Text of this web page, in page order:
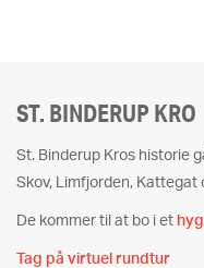
ST. BINDERUP KRO
St. Binderup Kros historie
Skov, Limfjorden, Kattegat
De kommer til at bo i et
Tag på virtuel rundtur